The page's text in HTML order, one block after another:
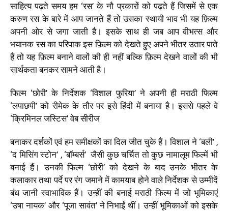
साहित्य पढ़ते समय हम ‘रस’ के नौ प्रकारों को पढ़ते हैं जिसमें से एक
करुण रस के बारे में आप जानते हैं तो उसका स्थायी भाव भी यह फ़िल्म
अपनी ओर से जगा जाती है। इसके साथ ही जब आप वीभत्स और
भयानक रस का परिपाक इस फ़िल्म को देखते हुए अपने भीतर उतार पाते
हैं तो यह फ़िल्म बनाने वालों की ही नहीं बल्कि फ़िल्म देखने वालों की भी
सार्थकता बनकर सामने आती है।
फिल्म ‘छोरी’ के निर्देशक ‘विशाल फुरिया’ ने अपनी ही मराठी फिल्म
‘लपाछपी’ को रीमेक के तौर पर इसे हिंदी में बनाया है। इससे पहले वे
‘क्रिमिनल जस्टिस’ वेब सीरीज
बनाकर दर्शकों एवं हम समीक्षकों का दिल जीत चुके हैं। विशाल ने ‘बली’ ,
‘द मिसिंग स्टोन’ , ‘बॉम्बर्स’ जैसी कुछ चर्चित तो कुछ नामालूम फिल्में भी
बनाई हैं। उनकी फिल्म ‘छोरी’ को देखने के बाद उनके भीतर के
कलाकार तथा पर्दे पर रंग जमाने में कामयाब होने वाले निर्देशक से उम्मीदें
बंध जानी स्वाभाविक हैं। उन्हीं की बनाई मराठी फिल्म में जो भूमिकाएं
‘उषा नायक’ और ‘पूजा सावंत’ ने निभाईं थीं। उन्हीं भूमिकाओं को इसके